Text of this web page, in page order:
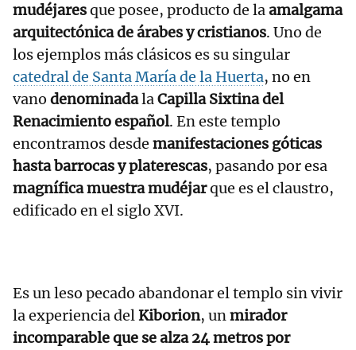
mudéjaresque posee, producto de laamalgama
arquitectónica de árabes y cristianos. Uno de
los ejemplos más clásicos es su singular
catedral de Santa María de la Huerta, no en
vano denominadalaCapilla Sixtina del
Renacimiento español. En este templo
encontramos desde manifestaciones góticas
hasta barrocas y platerescas, pasando por esa
magnífica muestra mudéjarque es el claustro,
edificado en el siglo XVI.
Es un leso pecado abandonar el templo sin vivir
la experiencia delKiborion, unmirador
incomparable que se alza 24 metros por